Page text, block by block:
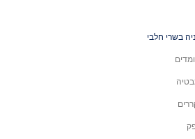
בשרי חלבי